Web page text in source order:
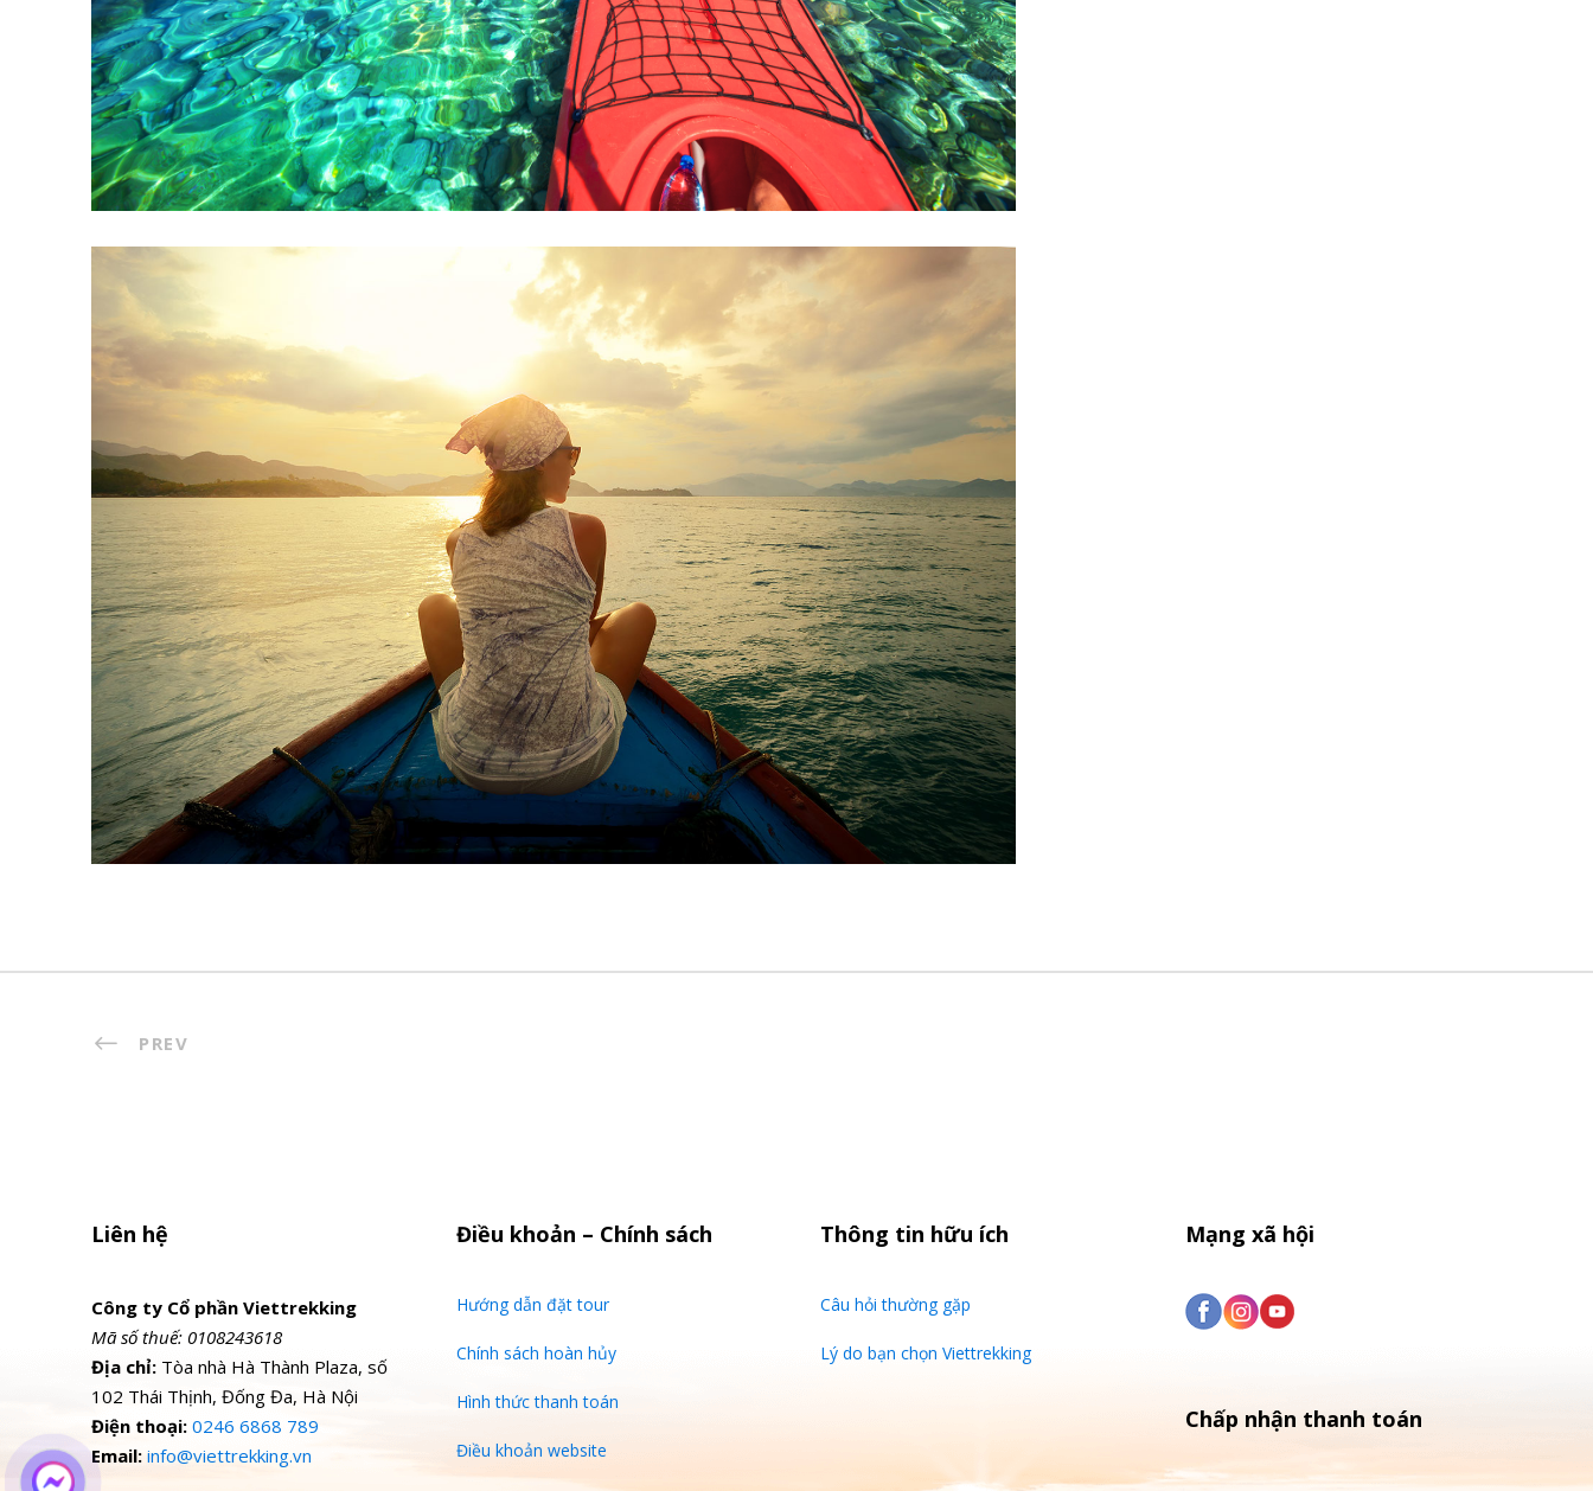
PREV
Liên hệ
Công ty Cổ phần Viettrekking
Mã số thuế: 0108243618
Địa chỉ: Tòa nhà Hà Thành Plaza, số
102 Thái Thịnh, Đống Đa, Hà Nội
Điện thoại: 0246 6868 789
Email: info@viettrekking.vn
Điều khoản – Chính sách
Hướng dẫn đặt tour
Chính sách hoàn hủy
Hình thức thanh toán
Điều khoản website
Thông tin hữu ích
Câu hỏi thường gặp
Lý do bạn chọn Viettrekking
Mạng xã hội
Chấp nhận thanh toán